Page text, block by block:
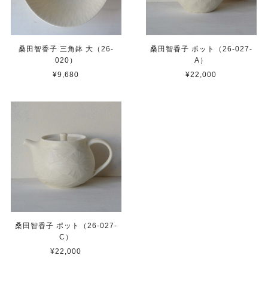
桑田智香子 三角鉢 大（26-
020）
¥9,680
桑田智香子 ポット（26-027-
A）
¥22,000
桑田智香子 ポット（26-027-
C）
¥22,000